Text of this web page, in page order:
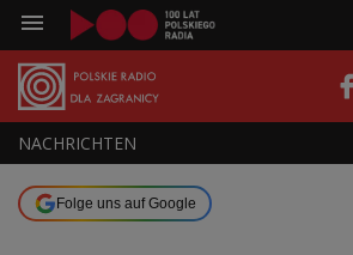
NACHRICHTEN
Folge uns auf Google